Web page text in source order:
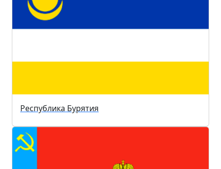
Республика Бурятия